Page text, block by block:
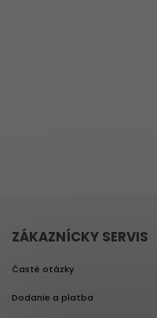
ZÁKAZNÍCKY SERVIS
Časté otázky
Dodanie a platba